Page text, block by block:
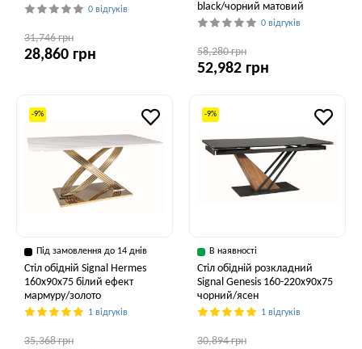
0 відгуків
31,746 грн
28,860 грн
black/чорний матовий
0 відгуків
58,280 грн
52,982 грн
-9%
Під замовлення до 14 днів
Стіл обідній Signal Hermes
160x90x75 білий ефект
мармуру/золото
1 відгуків
35,368 грн
-9%
В наявності
Стіл обідній розкладний
Signal Genesis 160-220x90x75
чорний/ясен
1 відгуків
30,894 грн